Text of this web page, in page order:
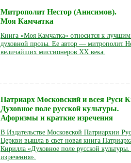
Митрополит Нестор (Анисимов).
Моя Камчатка
Книга «Моя Камчатка» относится к
духовной прозы. Ее автор — митрополит
величайших миссионеров XX века
Патриарх Московский и всея Руси
Духовное поле русской культуры.
Афоризмы и краткие изречения
В Издательстве Московской Патриархии
Церкви вышла в свет новая книга
Кирилла «Духовное поле русской
изречения».